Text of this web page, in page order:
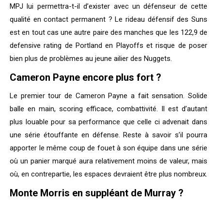
MPJ lui permettra-t-il d’exister avec un défenseur de cette
qualité en contact permanent ? Le rideau défensif des Suns
est en tout cas une autre paire des manches que les 122,9 de
defensive rating de Portland en Playoffs et risque de poser
bien plus de problèmes au jeune ailier des Nuggets.
Cameron Payne encore plus fort ?
Le premier tour de Cameron Payne a fait sensation. Solide
balle en main, scoring efficace, combattivité. Il est d’autant
plus louable pour sa performance que celle ci advenait dans
une série étouffante en défense. Reste à savoir s’il pourra
apporter le même coup de fouet à son équipe dans une série
où un panier marqué aura relativement moins de valeur, mais
où, en contrepartie, les espaces devraient être plus nombreux.
Monte Morris en suppléant de Murray ?